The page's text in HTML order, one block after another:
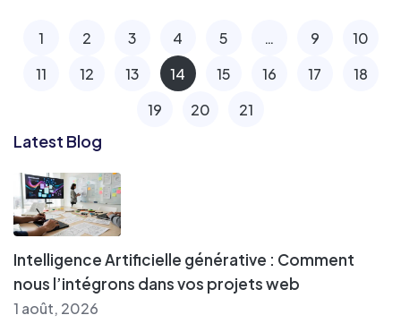
1 2 3 4 5 … 9
10
11
12 13 14 15 16 17
18
19
20 21
Latest Blog
Intelligence Artificielle générative : Comment
nous l’intégrons dans vos projets web
1 août, 2026